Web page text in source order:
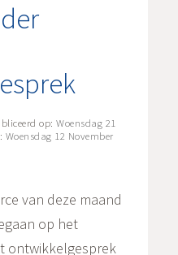
op:Woensdag 21
Woensdag 12 November
van deze maand
op het
ontwikkelgesprek